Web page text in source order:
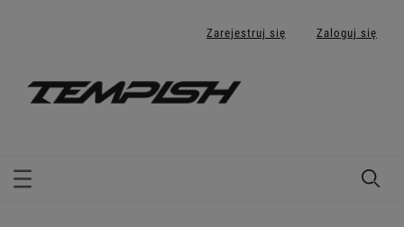
Zarejestruj się Zaloguj się